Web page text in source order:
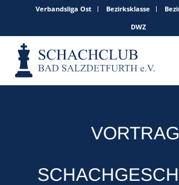
Verbandsliga Ost Bezirksklasse
DWZ
VORTRAG